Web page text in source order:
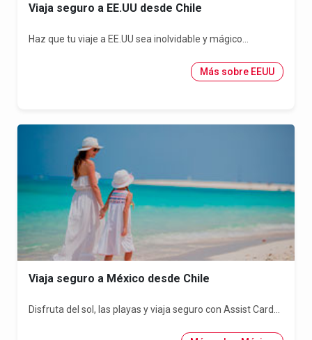
Viaja seguro a EE.UU desde Chile
Haz que tu viaje a EE.UU sea inolvidable y mágico...
Más sobre EEUU
Viaja seguro a México desde Chile
Disfruta del sol, las playas y viaja seguro con Assist Card...